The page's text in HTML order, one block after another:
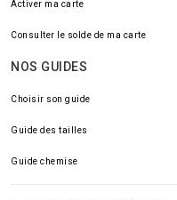
Activer ma carte
Consulter le solde de ma carte
NOS GUIDES
Choisir son guide
Guide des tailles
Guide chemise